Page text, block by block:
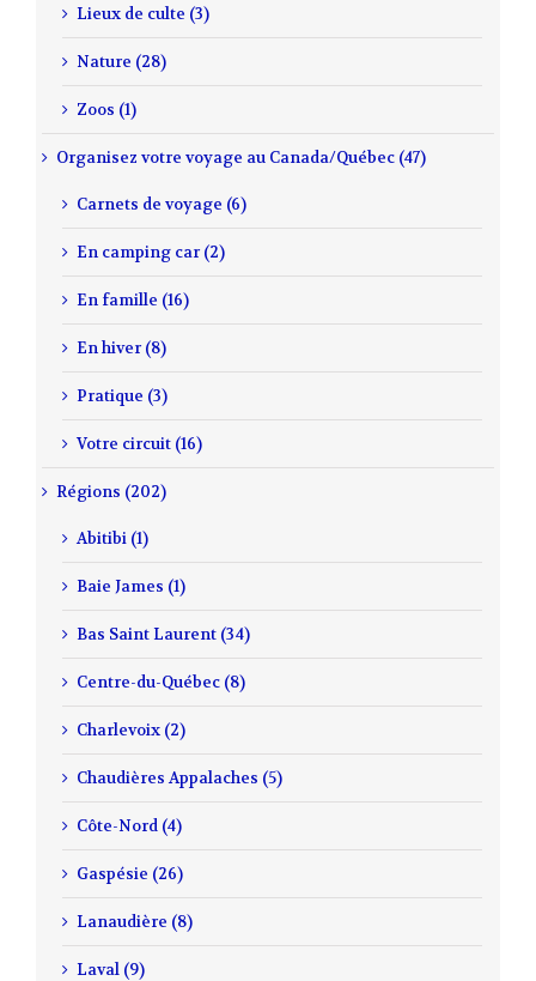
Lieux de culte (3)
Nature (28)
Zoos (1)
Organisez votre voyage au Canada/Québec (47)
Carnets de voyage (6)
En camping car (2)
En famille (16)
En hiver (8)
Pratique (3)
Votre circuit (16)
Régions (202)
Abitibi (1)
Baie James (1)
Bas Saint Laurent (34)
Centre-du-Québec (8)
Charlevoix (2)
Chaudières Appalaches (5)
Côte-Nord (4)
Gaspésie (26)
Lanaudière (8)
Laval (9)